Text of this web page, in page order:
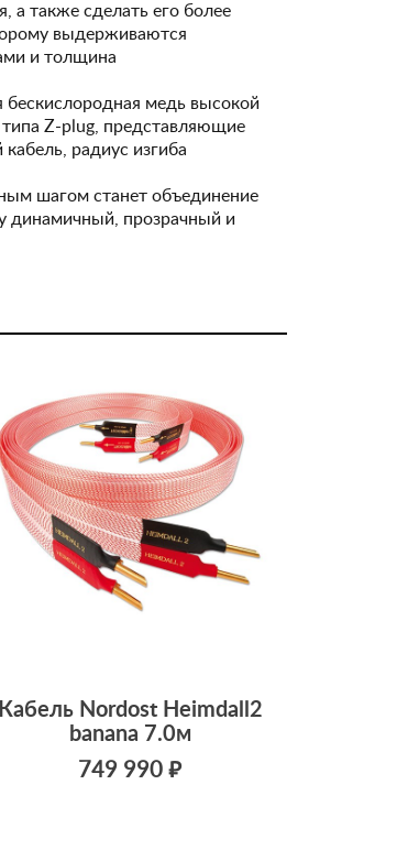
а также сделать его более
выдерживаются
и толщина
бескислородная медь высокой
Z-plug, представляющие
радиус изгиба
шагом станет объединение
динамичный, прозрачный и
Кабель Nordost Heimdall2
banana 7.0м
749 990 ₽